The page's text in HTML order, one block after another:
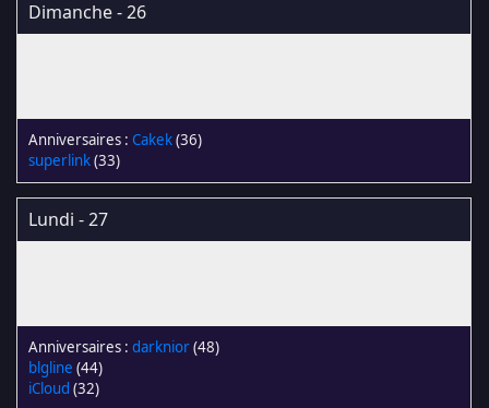
Dimanche - 26
Cakek(36)
superlink(33)
Lundi - 27
darknior(48)
blgline (44)
iCloud (32)